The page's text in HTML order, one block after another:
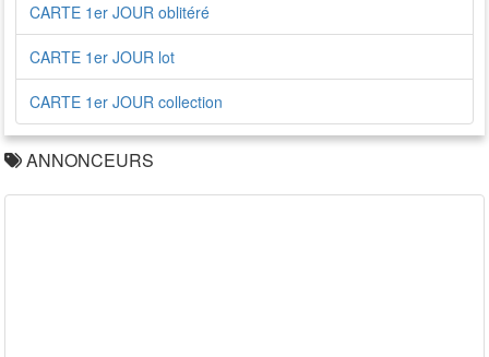
CARTE 1er JOUR oblitéré
CARTE 1er JOUR lot
CARTE 1er JOUR collection
ANNONCEURS